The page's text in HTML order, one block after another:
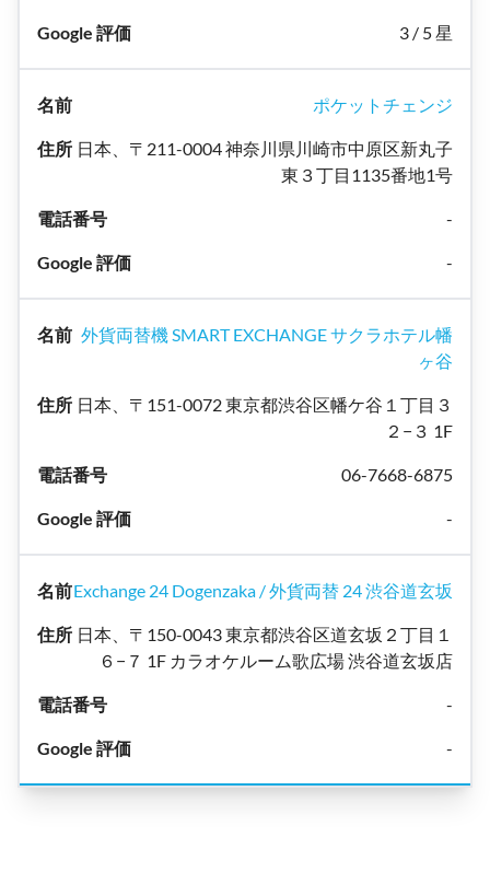
3 / 5 星
ポケットチェンジ
日本、〒211-0004 神奈川県川崎市中原区新丸子
東３丁目1135番地1号
-
-
外貨両替機 SMART EXCHANGE サクラホテル幡
ヶ谷
日本、〒151-0072 東京都渋谷区幡ケ谷１丁目３
２−３ 1F
06-7668-6875
-
Exchange 24 Dogenzaka / 外貨両替 24 渋谷道玄坂
日本、〒150-0043 東京都渋谷区道玄坂２丁目１
６−７ 1F カラオケルーム歌広場 渋谷道玄坂店
-
-